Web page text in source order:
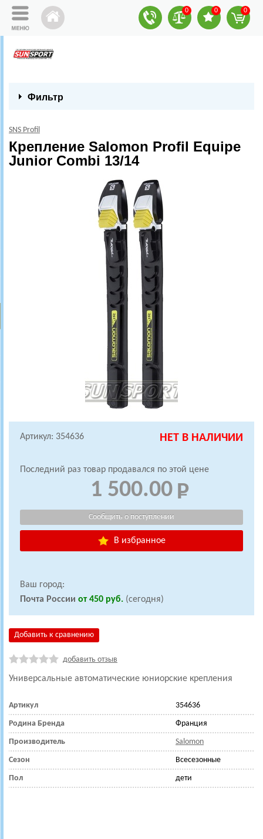
0 0 0
Фильтр
SNS Profil
Крепление Salomon Profil Equipe
Junior Combi 13/14
Артикул: 354636 НЕТ В НАЛИЧИИ
Последний раз товар продавался по этой цене
1 500.00
В избранное
Ваш город:
Почта России от 450 руб. (сегодня)
Добавить к сравнению
добавить отзыв
Универсальные автоматические юниорские крепления
Артикул 354636
Родина Бренда Франция
Производитель Salomon
Сезон Всесезонные
Пол дети